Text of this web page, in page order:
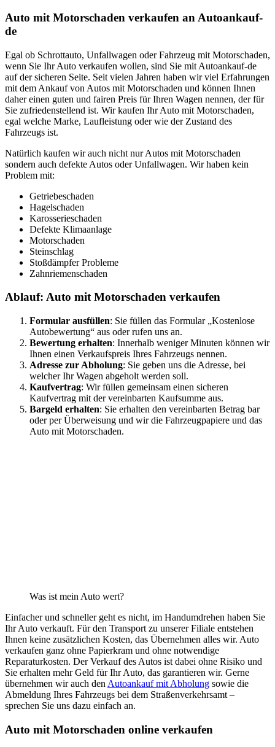
Auto mit Motorschaden verkaufen an Autoankauf-
de
Egal ob Schrottauto, Unfallwagen oder Fahrzeug mit Motorschaden,
wenn Sie Ihr Auto verkaufen wollen, sind Sie mit Autoankauf-de
auf der sicheren Seite. Seit vielen Jahren haben wir viel Erfahrungen
mit dem Ankauf von Autos mit Motorschaden und können Ihnen
daher einen guten und fairen Preis für Ihren Wagen nennen, der für
Sie zufriedenstellend ist. Wir kaufen Ihr Auto mit Motorschaden,
egal welche Marke, Laufleistung oder wie der Zustand des
Fahrzeugs ist.
Natürlich kaufen wir auch nicht nur Autos mit Motorschaden
sondern auch defekte Autos oder Unfallwagen. Wir haben kein
Problem mit:
Getriebeschaden
Hagelschaden
Karosserieschaden
Defekte Klimaanlage
Motorschaden
Steinschlag
Stoßdämpfer Probleme
Zahnriemenschaden
Ablauf: Auto mit Motorschaden verkaufen
Formular ausfüllen: Sie füllen das Formular „Kostenlose
Autobewertung“ aus oder rufen uns an.
Bewertung erhalten: Innerhalb weniger Minuten können wir
Ihnen einen Verkaufspreis Ihres Fahrzeugs nennen.
Adresse zur Abholung: Sie geben uns die Adresse, bei
welcher Ihr Wagen abgeholt werden soll.
Kaufvertrag: Wir füllen gemeinsam einen sicheren
Kaufvertrag mit der vereinbarten Kaufsumme aus.
Bargeld erhalten: Sie erhalten den vereinbarten Betrag bar
oder per Überweisung und wir die Fahrzeugpapiere und das
Auto mit Motorschaden.
Was ist mein Auto wert?
Einfacher und schneller geht es nicht, im Handumdrehen haben Sie
Ihr Auto verkauft. Für den Transport zu unserer Filiale entstehen
Ihnen keine zusätzlichen Kosten, das Übernehmen alles wir. Auto
verkaufen ganz ohne Papierkram und ohne notwendige
Reparaturkosten. Der Verkauf des Autos ist dabei ohne Risiko und
Sie erhalten mehr Geld für Ihr Auto, das garantieren wir. Gerne
übernehmen wir auch den Autoankauf mit Abholung sowie die
Abmeldung Ihres Fahrzeugs bei dem Straßenverkehrsamt –
sprechen Sie uns dazu einfach an.
Auto mit Motorschaden online verkaufen